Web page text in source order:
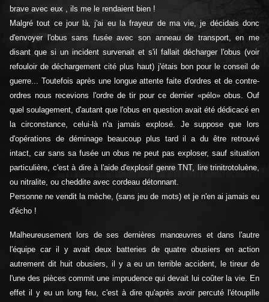
brave avec eux , ils me le rendaient bien !
Malgré tout ce jour là, j'ai eu la frayeur de ma vie, je décidais donc
d'envoyer l'obus sans fusée avec son anneau de transport, en me
disant que si un incident survenait et s'il fallait décharger l'obus (voir
refouloir de déchargement cité plus haut) j'étais bon pour le conseil de
guerre... Toutefois après une longue attente faite d'ordres et de contre-
ordres nous recevions l'ordre de tir pour ce dernier «pélo» obus. Ouf
quel soulagement, d'autant que l'obus en question avait été dédicacé en
la circonstance, celui-là n'a jamais explosé. Je suppose que lors
d'opérations de déminage beaucoup plus tard il a du être retrouvé
intact, car sans sa fusée un obus ne peut pas exploser, sauf situation
particulière, c'est à dire à l'aide d'explosif genre TNT, lire trinitrotoluène,
ou nitralite, ou cheddite avec cordeau détonnant.
Personne ne vendit la mèche, (sans jeu de mots) et je n'en ai jamais eu
d'écho !
Malheureusement lors de ses dernières manœuvres et dans l'autre
l'équipe car il y avait deux batteries de quatre obusiers en action
autrement dit huit obusiers, il y a eu un terrible accident, le tireur de
l'une des pièces commit une imprudence qui devait lui coûter la vie. En
effet il y eu un long feu, c'est à dire qu'après avoir percuté l'étoupille